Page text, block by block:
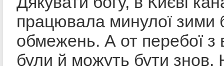
працювала минулої зими
обмежень. А от перебої з
були й можуть бути знов.